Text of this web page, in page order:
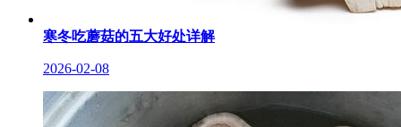
寒冬吃蘑菇的五大好处详解
2026-02-08